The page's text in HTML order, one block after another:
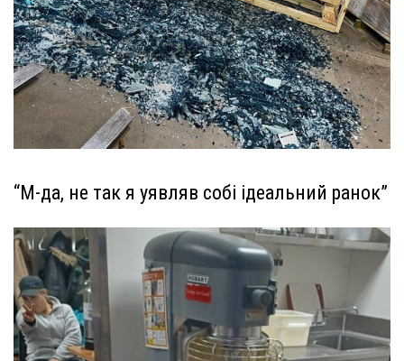
“М-да, не так я уявляв собі ідеальний ранок”